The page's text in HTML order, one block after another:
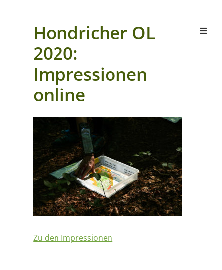
Hondricher OL
2020:
Impressionen
online
Zu den Impressionen